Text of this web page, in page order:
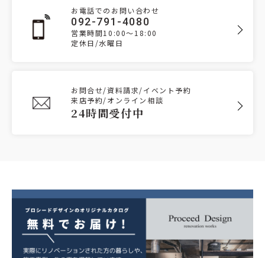
お電話でのお問い合わせ
092-791-4080
営業時間10:00～18:00
定休日/水曜日
お問合せ/資料請求/イベント予約
来店予約/オンライン相談
24時間受付中